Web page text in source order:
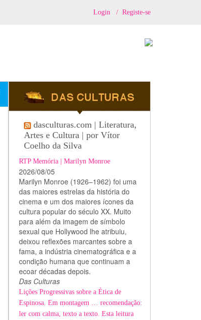
Login / Registe-se
dasculturas.com | Literatura,
Artes e Cultura | por Vítor
Coelho da Silva
RTP Memória | Marilyn Monroe
2026/08/05
Marilyn Monroe (1926–1962) foi uma
das maiores estrelas da história do
cinema e um dos maiores ícones da
cultura popular do século XX. Muito
para além da imagem de símbolo
sexual que Hollywood lhe atribuiu,
deixou reflexões marcantes sobre a
fama, a indústria cinematográfica e a
condição humana que continuam a
ecoar décadas depois.
Das Culturas
Lições Progressivas sobre a Ética de
Espinosa. Em montagem … recomendação:
ler com calma, texto a texto. Esta leitura